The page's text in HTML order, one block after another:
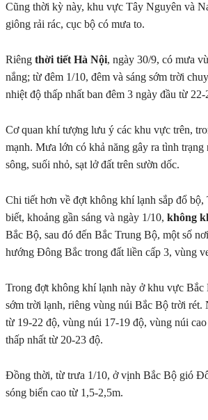
Cũng thời kỳ này, khu vực Tây Nguyên và
giông rải rác, cục bộ có mưa to.
Riêng thời tiết Hà Nội, ngày 30/9, có mưa
nắng; từ đêm 1/10, đêm và sáng sớm trời
nhiệt độ thấp nhất ban đêm 3 ngày đầu từ
Cơ quan khí tượng lưu ý các khu vực trên,
mạnh. Mưa lớn có khả năng gây ra tình
sông, suối nhỏ, sạt lở đất trên sườn dốc.
Chi tiết hơn về đợt không khí lạnh sắp đổ
biết, khoảng gần sáng và ngày 1/10, không
Bắc Bộ, sau đó đến Bắc Trung Bộ, một số
hướng Đông Bắc trong đất liền cấp 3, vùng
Trong đợt không khí lạnh này ở khu vực
sớm trời lạnh, riêng vùng núi Bắc Bộ trời rét.
từ 19-22 độ, vùng núi 17-19 độ, vùng núi
thấp nhất từ 20-23 độ.
Đồng thời, từ trưa 1/10, ở vịnh Bắc Bộ gió
sóng biển cao từ 1,5-2,5m.